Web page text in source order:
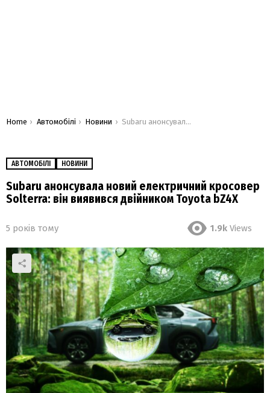
You are here:
Home Автомобілі Новини Subaru анонсувала новий електричний кросовер Solterra: він виявився двійником Toyota bZ4X
АВТОМОБІЛІ НОВИНИ
Subaru анонсувала новий електричний кросовер
Solterra: він виявився двійником Toyota bZ4X
5 років тому 1.9k Views